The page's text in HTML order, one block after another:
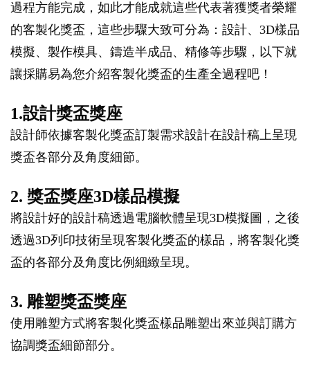
過程方能完成，如此才能成就這些代表著獲獎者榮耀
的客製化獎盃，這些步驟大致可分為：設計、3D樣品
模擬、製作模具、鑄造半成品、精修等步驟，以下就
讓採購易為您介紹客製化獎盃的生產全過程吧！
1.設計獎盃獎座
設計師依據客製化獎盃訂製需求設計在設計稿上呈現
獎盃各部分及角度細節。
2. 獎盃獎座3D樣品模擬
將設計好的設計稿透過電腦軟體呈現3D模擬圖，之後
透過3D列印技術呈現客製化獎盃的樣品，將客製化獎
盃的各部分及角度比例細緻呈現。
3. 雕塑獎盃獎座
使用雕塑方式將客製化獎盃樣品雕塑出來並與訂購方
協調獎盃細節部分。